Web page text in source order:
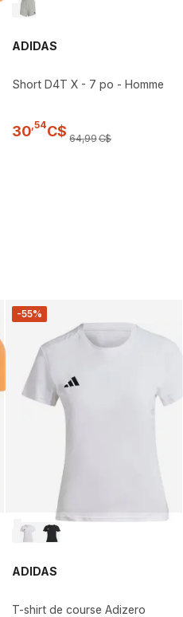
ADIDAS
Short D4T X - 7 po - Homme
30,54C$ 64,99C$
-55%
ADIDAS
T-shirt de course Adizero